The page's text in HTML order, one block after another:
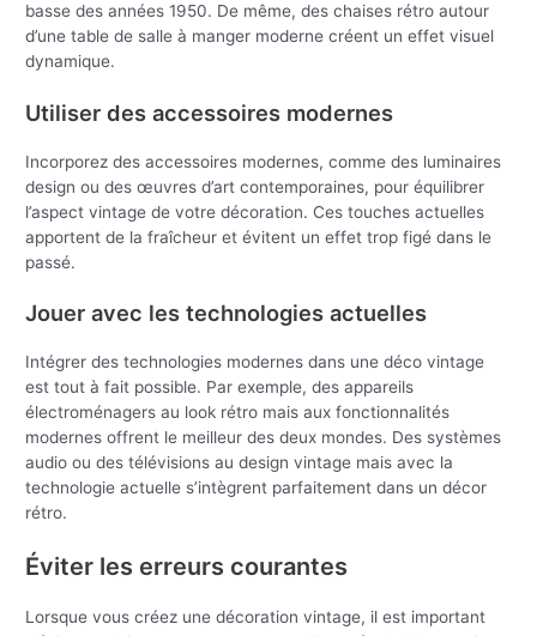
basse des années 1950. De même, des chaises rétro autour
d’une table de salle à manger moderne créent un effet visuel
dynamique.
Utiliser des accessoires modernes
Incorporez des accessoires modernes, comme des luminaires
design ou des œuvres d’art contemporaines, pour équilibrer
l’aspect vintage de votre décoration. Ces touches actuelles
apportent de la fraîcheur et évitent un effet trop figé dans le
passé.
Jouer avec les technologies actuelles
Intégrer des technologies modernes dans une déco vintage
est tout à fait possible. Par exemple, des appareils
électroménagers au look rétro mais aux fonctionnalités
modernes offrent le meilleur des deux mondes. Des systèmes
audio ou des télévisions au design vintage mais avec la
technologie actuelle s’intègrent parfaitement dans un décor
rétro.
Éviter les erreurs courantes
Lorsque vous créez une décoration vintage, il est important